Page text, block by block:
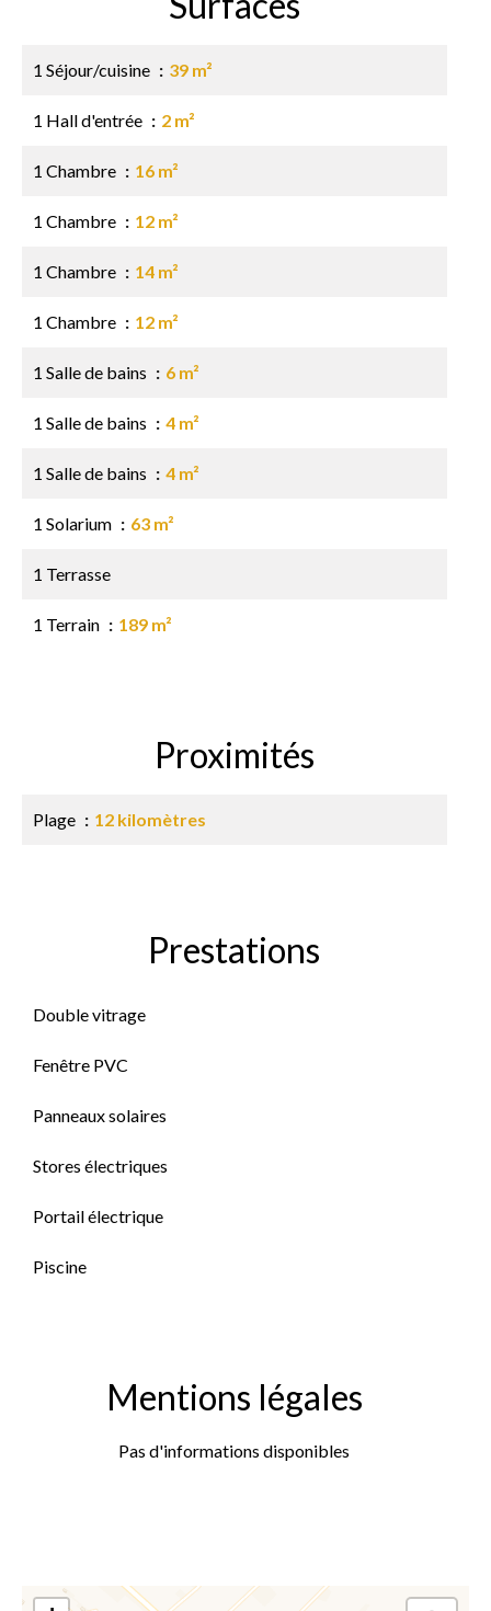
1 Séjour/cuisine 39 m²
1 Hall d'entrée 2 m²
1 Chambre 16 m²
1 Chambre 12 m²
1 Chambre 14 m²
1 Chambre 12 m²
1 Salle de bains 6 m²
1 Salle de bains 4 m²
1 Salle de bains 4 m²
1 Solarium 63 m²
1 Terrasse
1 Terrain 189 m²
Proximités
Plage 12 kilomètres
Prestations
Double vitrage
Fenêtre PVC
Panneaux solaires
Stores électriques
Portail électrique
Piscine
Mentions légales
Pas d'informations disponibles